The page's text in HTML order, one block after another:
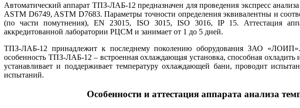
Автоматический аппарат ТПЗ-ЛАБ-12 предназначен для проведения экспресс
ASTM D6749, ASTM D7683. Параметры точности определения эквивалентны и
(по части помутнения), EN 23015, ISO 3015, ISO 3016, IP 15. Аттестация
аккредитованной лаборатории РЦСМ и занимает от 1 до 5 дней.
ТПЗ-ЛАБ-12 принадлежит к последнему поколению оборудования ЗАО «ЛОИП».
особенность ТПЗ-ЛАБ-12 – встроенная охлаждающая установка, способная
устанавливает и поддерживает температуру охлаждающей бани, проводит
испытаний.
Особенности и аттестация аппарата анализа